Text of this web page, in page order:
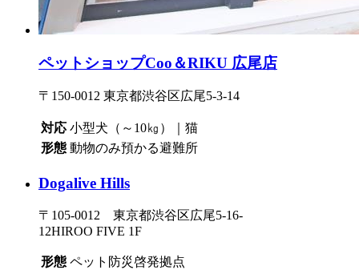
ペットショップCoo＆RIKU 広尾店
〒150-0012 東京都渋谷区広尾5-3-14
対応 小型犬（～10㎏）｜猫
形態 動物のみ預かる避難所
Dogalive Hills
〒105-0012 東京都渋谷区広尾5-16-
12HIROO FIVE 1F
形態 ペット防災啓発拠点